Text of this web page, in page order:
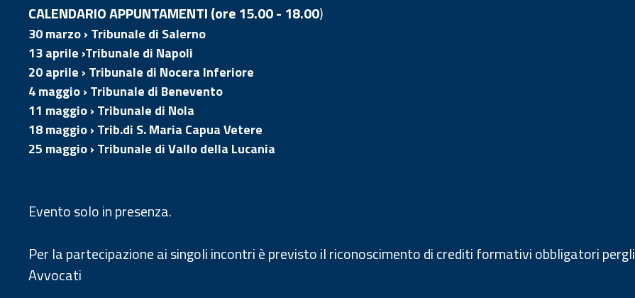
CALENDARIO APPUNTAMENTI (ore 15.00 - 18.00)
30 marzo › Tribunale di Salerno
13 aprile ›Tribunale di Napoli
20 aprile › Tribunale di Nocera Inferiore
4 maggio › Tribunale di Benevento
11 maggio › Tribunale di Nola
18 maggio › Trib.di S. Maria Capua Vetere
25 maggio › Tribunale di Vallo della Lucania
Evento solo in presenza.
Per la partecipazione ai singoli incontri è previsto il riconoscimento di crediti formativi obbligatori pergli
Avvocati